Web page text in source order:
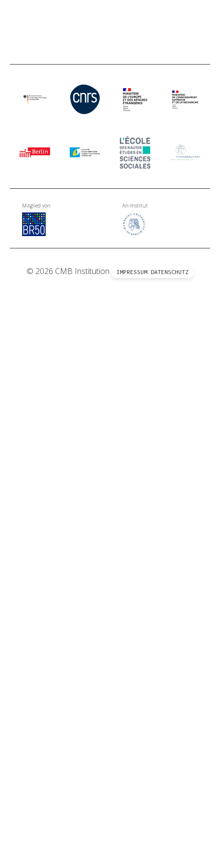
Mitglied von An-Institut
© 2026 CMB Institution IMPRESSUM DATENSCHUTZ